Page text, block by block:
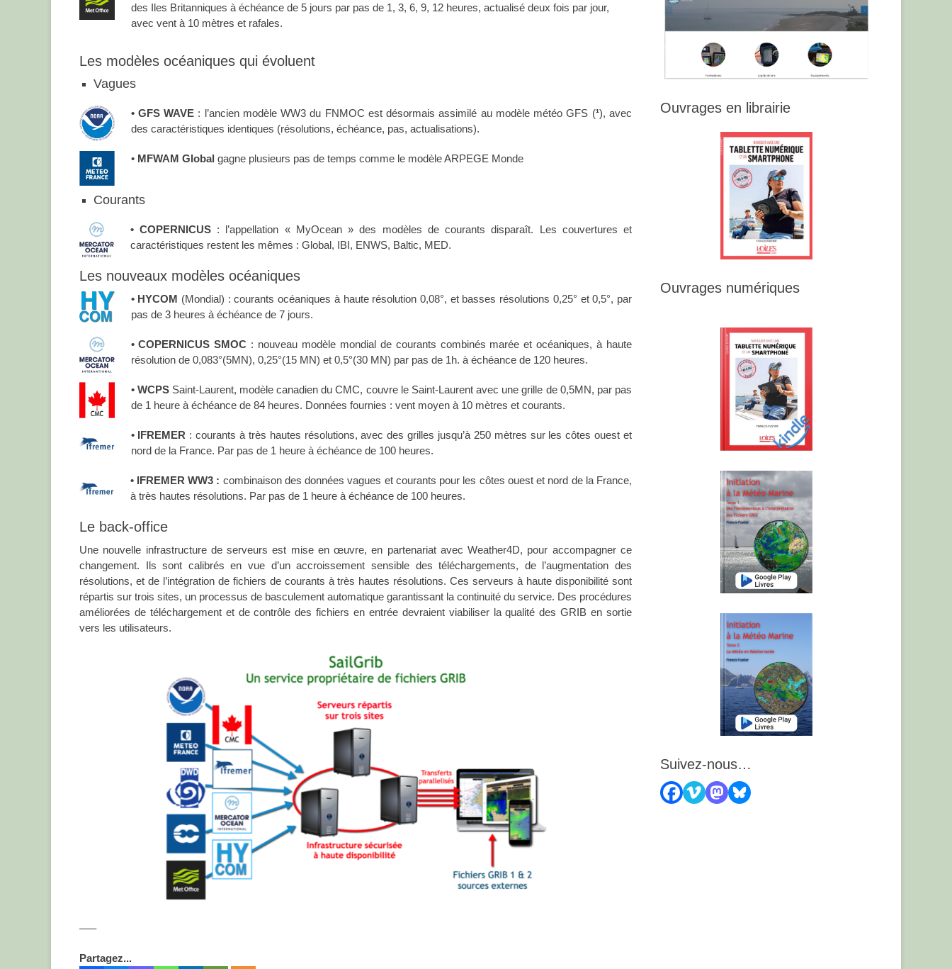
des Iles Britanniques à échéance de 5 jours par pas de 1, 3, 6, 9, 12 heures, actualisé deux fois par jour,
avec vent à 10 mètres et rafales.
Les modèles océaniques qui évoluent
Vagues
• GFS WAVE : l’ancien modèle WW3 du FNMOC est désormais assimilé au modèle météo GFS (¹), avec
des caractéristiques identiques (résolutions, échéance, pas, actualisations).
•MFWAM Global gagne plusieurs pas de temps comme le modèle ARPEGE Monde
Courants
• COPERNICUS: l’appellation « MyOcean » des modèles de courants disparaît. Les couvertures et
caractéristiques restent les mêmes : Global, IBI, ENWS, Baltic, MED.
Les nouveaux modèles océaniques
• HYCOM (Mondial) : courants océaniques à haute résolution 0,08°, et basses résolutions 0,25° et 0,5°, par
pas de 3 heures à échéance de 7 jours.
• COPERNICUS SMOC : nouveau modèle mondial de courants combinés marée et océaniques, à haute
résolution de 0,083°(5MN), 0,25°(15 MN) et 0,5°(30 MN) par pas de 1h. à échéance de 120 heures.
• WCPSSaint-Laurent, modèle canadien du CMC, couvre le Saint-Laurent avec une grille de 0,5MN, par pas
de 1 heure à échéance de 84 heures. Données fournies : vent moyen à 10 mètres et courants.
• IFREMER : courants à très hautes résolutions, avec des grilles jusqu’à 250 mètres sur les côtes ouest et
nord de la France. Par pas de 1 heure à échéance de 100 heures.
• IFREMER WW3 : combinaison des données vagues et courants pour les côtes ouest et nord de la France,
à très hautes résolutions. Par pas de 1 heure à échéance de 100 heures.
Le back-office
Une nouvelle infrastructure de serveurs est mise en œuvre, en partenariat avec Weather4D, pour accompagner ce
changement. Ils sont calibrés en vue d’un accroissement sensible des téléchargements, de l’augmentation des
résolutions, et de l’intégration de fichiers de courants à très hautes résolutions. Ces serveurs à haute disponibilité sont
répartis sur trois sites, un processus de basculement automatique garantissant la continuité du service. Des procédures
améliorées de téléchargement et de contrôle des fichiers en entrée devraient viabiliser la qualité des GRIB en sortie
vers les utilisateurs.
–––
Partagez...
Ouvrages en librairie
Ouvrages numériques
Suivez-nous…